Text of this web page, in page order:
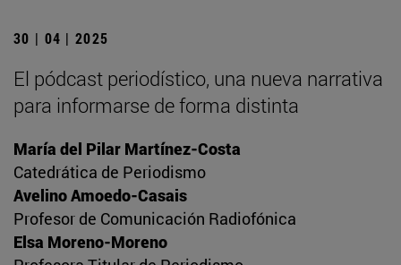
30 | 04 | 2025
El pódcast periodístico, una nueva narrativa
para informarse de forma distinta
María del Pilar Martínez-Costa
Catedrática de Periodismo
Avelino Amoedo-Casais
Profesor de Comunicación Radiofónica
Elsa Moreno-Moreno